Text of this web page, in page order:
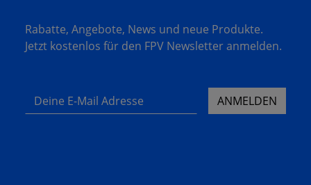
Rabatte, Angebote, News und neue Produkte.
Jetzt kostenlos für den FPV Newsletter anmelden.
Deine E-Mail Adresse ANMELDEN